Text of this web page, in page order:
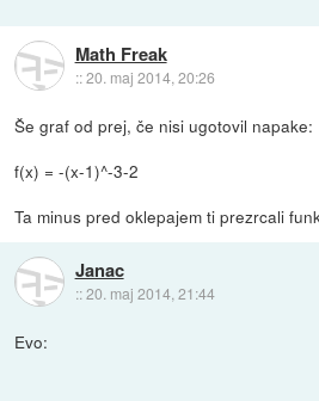
Math Freak
::20. maj 2014, 20:26
Še graf od prej, če nisi ugotovil napake:
f(x) = -(x-1)^-3-2
Ta minus pred oklepajem ti prezrcali
Janac
::20. maj 2014, 21:44
Evo: